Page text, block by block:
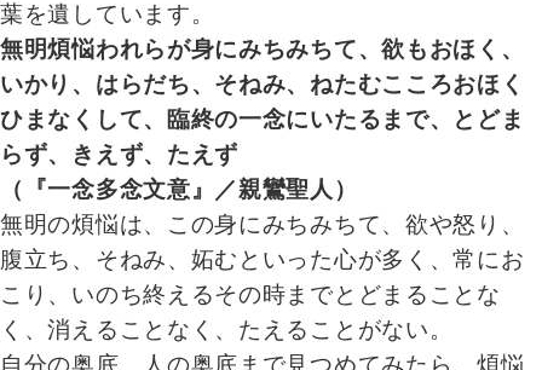
葉を遺しています。
無明煩悩われらが身にみちみちて、欲もおほく、
いかり、はらだち、そねみ、ねたむこころおほく
ひまなくして、臨終の一念にいたるまで、とどま
らず、きえず、たえず
（『一念多念文意』／親鸞聖人）
無明の煩悩は、この身にみちみちて、欲や怒り、
腹立ち、そねみ、妬むといった心が多く、常にお
こり、いのち終えるその時までとどまることな
く、消えることなく、たえることがない。
自分の奥底、人の奥底まで見つめてみたら、煩悩